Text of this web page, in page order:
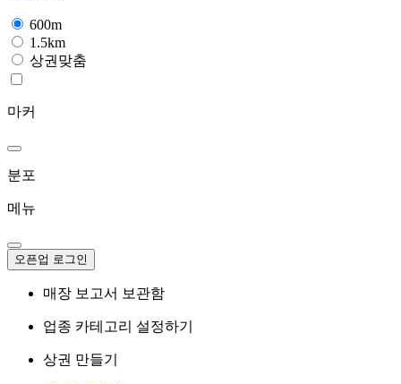
600m
1.5km
상권맞춤
마커
분포
메뉴
오픈업 로그인
매장 보고서 보관함
업종 카테고리 설정하기
상권 만들기